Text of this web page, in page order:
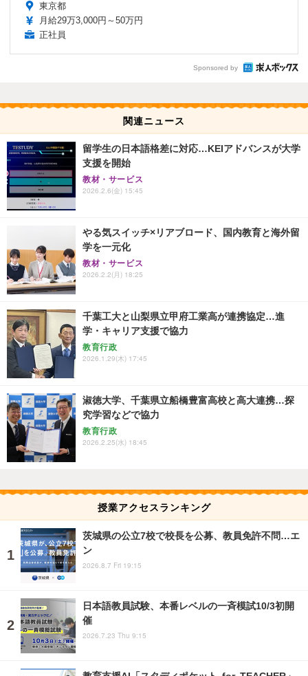
東京都
月給29万3,000円～50万円
正社員
Sponsored by
関連ニュース
留学生の日本語格差に対応…KEIアドバンスが大学
支援を開始
教材・サービス
2026.2.6(金) 15:45
やる気スイッチ×リアブロード、国内教育と海外留
学を一元化
教材・サービス
2026.2.2(月) 18:25
千葉工大と山梨県立甲府工業高が連携協定…進
学・キャリア支援で協力
教育行政
2026.1.29(木) 17:45
淑徳大学、千葉県立船橋豊富高校と高大連携…探
究学習などで協力
教育行政
2026.2.25(水) 18:45
授業アクセスランキング
茨城県の公立7校で校長を公募、教員免許不問…エ
ン
2026.8.7 Fri 19:15
日本語教員試験、本番レベルの一斉模試10/3初開
催
2026.7.23 Thu 9:15